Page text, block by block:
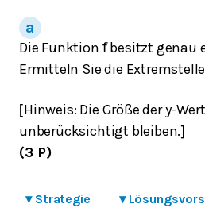
Die Funktion fbesitzt genau
Ermitteln Sie die
[Hinweis: Die Größe der y-
unberücksichtigt bleiben.]
(3 P)
▾ Strategie ▾